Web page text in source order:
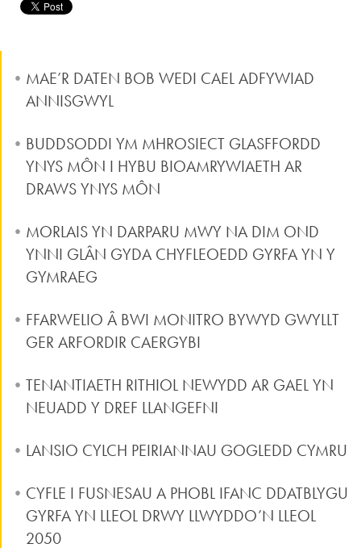
MAE’R DATEN BOB WEDI CAEL ADFYWIAD
ANNISGWYL
BUDDSODDI YM MHROSIECT GLASFFORDD
YNYS MÔN I HYBU BIOAMRYWIAETH AR
DRAWS YNYS MÔN
MORLAIS YN DARPARU MWY NA DIM OND
YNNI GLÂN GYDA CHYFLEOEDD GYRFA YN Y
GYMRAEG
FFARWELIO Â BWI MONITRO BYWYD GWYLLT
GER ARFORDIR CAERGYBI
TENANTIAETH RITHIOL NEWYDD AR GAEL YN
NEUADD Y DREF LLANGEFNI
LANSIO CYLCH PEIRIANNAU GOGLEDD CYMRU
CYFLE I FUSNESAU A PHOBL IFANC DDATBLYGU
GYRFA YN LLEOL DRWY LLWYDDO’N LLEOL
2050